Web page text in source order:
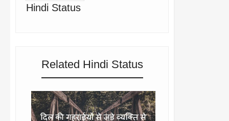
Hindi Status
Related Hindi Status